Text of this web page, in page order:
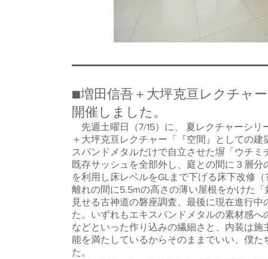
■増田信吾＋大坪克亘レクチャ
開催しました。
先週土曜日（7/15）に、 夏レクチャーシリ
＋大坪克亘レクチャー「『空間』としての
スパンドメタルだけで自立させた塀「ウチ
既存サッシュを全部外し、庭との間に３層
を利用し床レベルをGLまで下げる床下改修
離れの間に5.5mの高さの薄い屋根をかけた
見せる古神道の磐座調査、最後に現在進行
た。いずれもエキスパンドメタルの素材感
などといった作り込みの繊細さと、内装は
能を満たしているからそのままでいい、僕
た。